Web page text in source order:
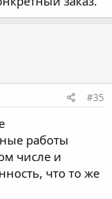
#35
работы
числе и
что то же